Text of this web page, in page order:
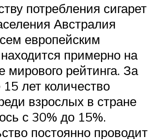
потребления сигарет
Австралия
европейским
примерно на
мирового рейтинга. За
лет количество
взрослых в стране
с 30% до 15%.
постоянно проводит